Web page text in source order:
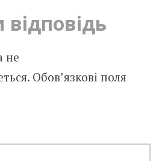
не
Обов’язкові поля